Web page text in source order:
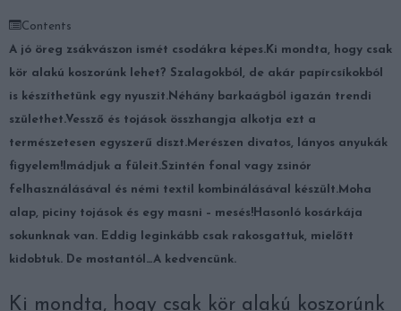
Contents
A jó öreg zsákvászon ismét csodákra képes. Ki mondta, hogy csak
kör alakú koszorúnk lehet? Szalagokból, de akár papírcsíkokból
is készíthetünk egy nyuszit. Néhány barkaágból igazán trendi
születhet.Vessző és tojások összhangja alkotja ezt a
természetesen egyszerű díszt.Merészen divatos, lányos anyukák
figyelem! Imádjuk a füleit.Szintén fonal vagy zsinór
felhasználásával és némi textil kombinálásával készült.Moha
alap, piciny tojások és egy masni – mesés! Hasonló kosárkája
sokunknak van. Eddig leginkább csak rakosgattuk, mielőtt
kidobtuk. De mostantól…A kedvencünk.
Ki mondta, hogy csak kör alakú koszorúnk